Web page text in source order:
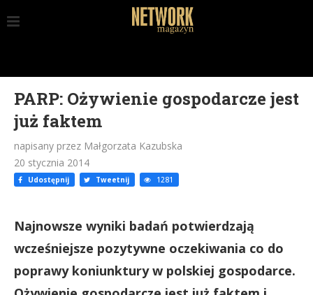
PARP: Ożywienie gospodarcze jest
już faktem
napisany przez Małgorzata Kazubska
20 stycznia 2014
Udostępnij Tweetnij 1281
Najnowsze wyniki badań potwierdzają
wcześniejsze pozytywne oczekiwania co do
poprawy koniunktury w polskiej gospodarce.